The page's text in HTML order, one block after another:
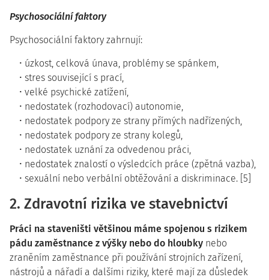
Psychosociální faktory
Psychosociální faktory zahrnují:
úzkost, celková únava, problémy se spánkem,
stres související s prací,
velké psychické zatížení,
nedostatek (rozhodovací) autonomie,
nedostatek podpory ze strany přímých nadřízených,
nedostatek podpory ze strany kolegů,
nedostatek uznání za odvedenou práci,
nedostatek znalostí o výsledcích práce (zpětná vazba),
sexuální nebo verbální obtěžování a diskriminace. [5]
2. Zdravotní rizika ve stavebnictví
Práci na staveništi většinou máme spojenou s rizikem
pádu zaměstnance z výšky nebo do hloubky nebo
zraněním zaměstnance při používání strojních zařízení,
nástrojů a nářadí a dalšími riziky, které mají za důsledek